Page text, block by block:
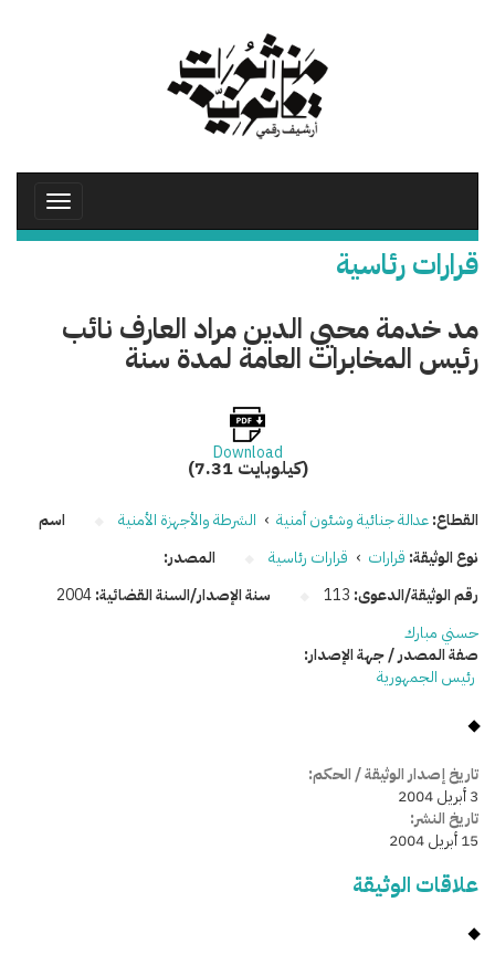
Toggle
قرارات رئاسية
مد خدمة محيي الدين مراد العارف نائب
رئيس المخابرات العامة لمدة سنة
Download
(7.31 كيلوبايت)
القطاع:عدالة جنائية وشئون أمنية › الشرطة والأجهزة الأمنية
نوع الوثيقة: قرارات › قرارات رئاسية
رقم الوثيقة/الدعوى: 113 سنة الإصدار/السنة القضائية:2004
اسم
المصدر:
حسني مبارك
صفة المصدر / جهة الإصدار:
رئيس الجمهورية
تاريخ إصدار الوثيقة / الحكم:
3 أبريل 2004
تاريخ النشر:
15 أبريل 2004
علاقات الوثيقة